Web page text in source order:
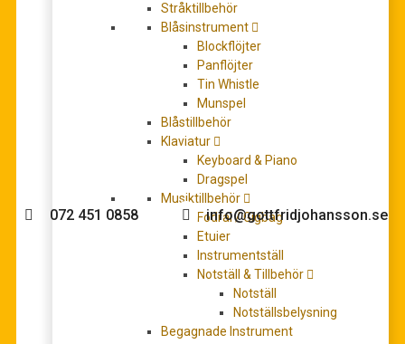
Stråktillbehör
Blåsinstrument
Blockflöjter
Panflöjter
Tin Whistle
Munspel
Blåstillbehör
Klaviatur
Keyboard & Piano
Dragspel
Musiktillbehör
Fodral / Gigbag
Etuier
Instrumentställ
Notställ & Tillbehör
Notställ
Notställsbelysning
Begagnade Instrument
Best of canons & Rounds (from the 13th century to
the present day) Kanon
150,00kr
LÄGG TILL I VARUKORG
Behöver du hjälp med köpet?
072 451 0858 info@gottfridjohansson.se
Telefontider:
Måndag – fredag 10-12